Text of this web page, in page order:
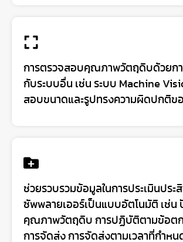
การตรวจสอบคุณภาพวัตถุดิบด้วยกา
กับระบบอื่น เช่น ระบบ Machine
สอบขนาดและรูปทรงความผิดปกติข
ช่วยรวบรวมข้อมูลในการประเมินปร
ซัพพลายเออร์เป็นแบบอัตโนมัติ เช่น
คุณภาพวัตถุดิบ การปฏิบัติตามข้อตกล
การจัดส่ง การจัดส่งตามเวลาที่กำห